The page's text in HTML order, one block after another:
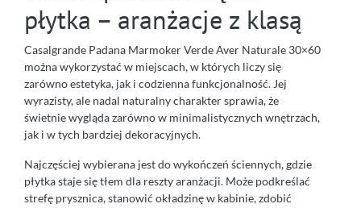
płytka – aranżacje z klasą
Casalgrande Padana Marmoker Verde Aver Naturale 30×60
można wykorzystać w miejscach, w których liczy się
zarówno estetyka, jak i codzienna funkcjonalność. Jej
wyrazisty, ale nadal naturalny charakter sprawia, że
świetnie wygląda zarówno w minimalistycznych wnętrzach,
jak i w tych bardziej dekoracyjnych.
Najczęściej wybierana jest do wykończeń ściennych, gdzie
płytka staje się tłem dla reszty aranżacji. Może podkreślać
strefę prysznica, stanowić okładzinę w kabinie, zdobić